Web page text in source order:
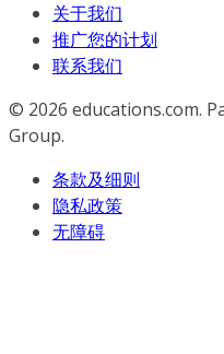
关于我们
推广您的计划
联系我们
© 2026 educations.com.
Group.
条款及细则
隐私政策
无障碍